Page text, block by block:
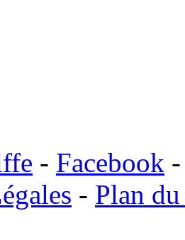
- Facebook
- Plan